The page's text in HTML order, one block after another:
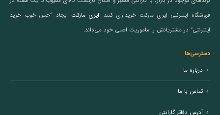
فروشگاه اینترنتی ایزی مارکت خریداری کنند. ایزی مارکت ایجاد “حس خوب خرید
اینترنتی” در مشتریانش را ماموریت اصلی خود می‌داند.
دسترسی‌ها
درباره ما
تماس با ما
آدرس دفاتر گارانتی